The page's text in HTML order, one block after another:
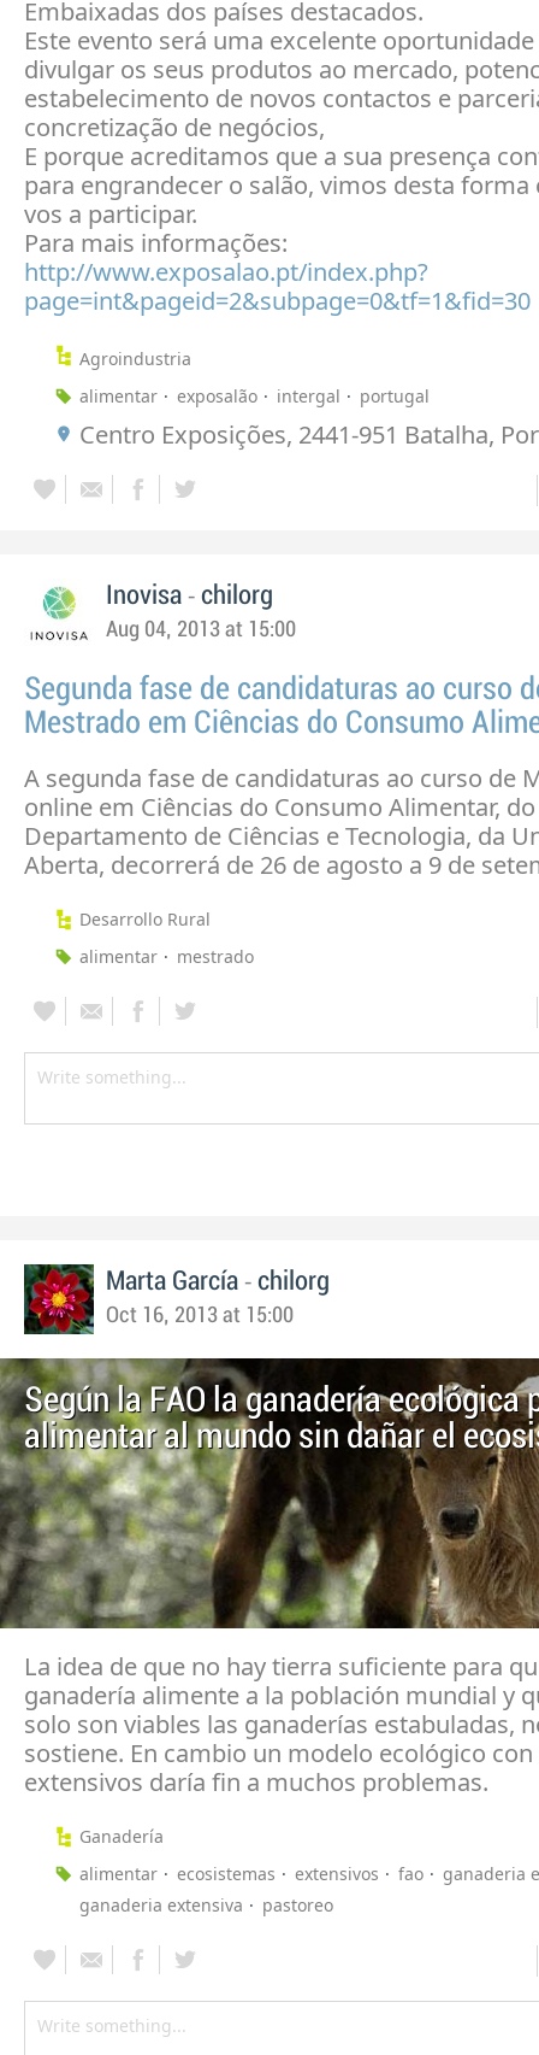
Embaixadas dos países destacados.
Este evento será uma excelente
divulgar os seus produtos ao mercado,
estabelecimento de novos contactos e
concretização de negócios,
E porque acreditamos que a sua presença
para engrandecer o salão, vimos desta forma
vos a participar.
Para mais informações:
http://www.exposalao.pt/index.php?
page=int&pageid=2&subpage=0&tf=1&fid=30
Agroindustria
alimentar
exposalão intergal portugal
Centro Exposições, 2441-951 Batalha,
Inovisa - chilorg
Aug 04, 2013 at 15:00
Segunda fase de candidaturas ao curso
Mestrado em Ciências do Consumo
A segunda fase de candidaturas ao curso de
online em Ciências do Consumo Alimentar, do
Departamento de Ciências e Tecnologia, da
Aberta, decorrerá de 26 de agosto a 9 de
Desarrollo Rural
alimentar
mestrado
Marta García - chilorg
Oct 16, 2013 at 15:00
Según la FAO la ganadería ecológica
alimentar al mundo sin dañar el
La idea de que no hay tierra suficiente para
ganadería alimente a la población mundial y
solo son viables las ganaderías estabuladas,
sostiene. En cambio un modelo ecológico
extensivos daría fin a muchos problemas.
Ganadería
alimentar
ecosistemas extensivos fao
ganaderia
ganaderia extensiva
pastoreo